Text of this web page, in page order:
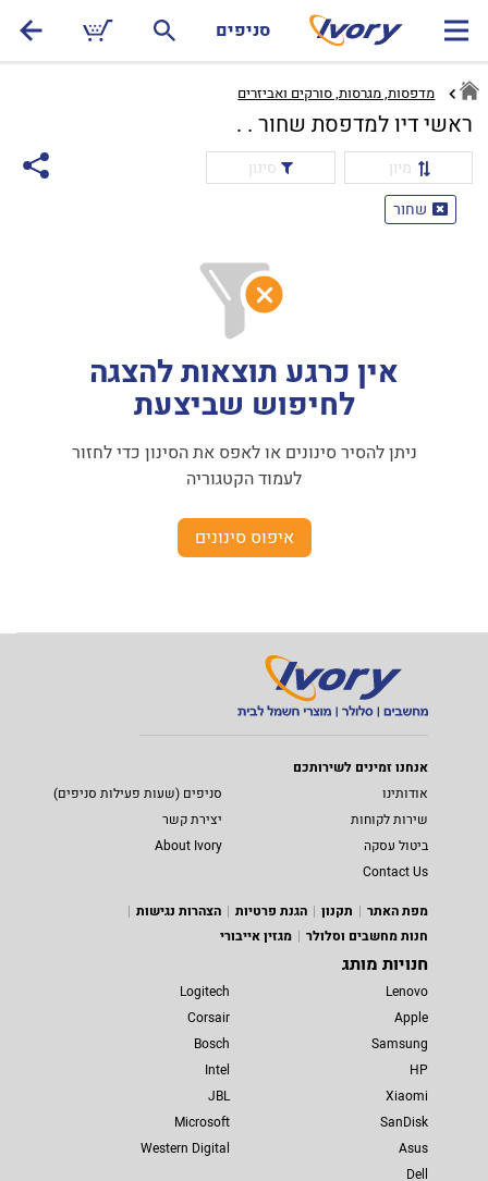
סניפים
מדפסות, מגרסות, סורקים ואביזרים
ראשי דיו למדפסת שחור . .
מיון
סינון
שחור
אין כרגע תוצאות להצגה
לחיפוש שביצעת
ניתן להסיר סינונים או לאפס את הסינון כדי לחזור
לעמוד הקטגוריה
איפוס סינונים
אנחנו זמינים לשירותכם
אודותינו
סניפים (שעות פעילות סניפים)
שירות לקוחות
יצירת קשר
ביטול עסקה
About Ivory
Contact Us
מפת האתר
תקנון הגנת פרטיות
הצהרות נגישות
חנות מחשבים וסלולר
מגזין אייבורי
חנויות מותג
Lenovo
Apple
Samsung
HP
Xiaomi
SanDisk
Asus
Dell
Logitech
Corsair
Bosch
Intel
JBL
Microsoft
Western Digital